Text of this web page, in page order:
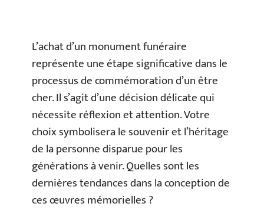
L’achat d’un monument funéraire
représente une étape significative dans le
processus de commémoration d’un être
cher. Il s’agit d’une décision délicate qui
nécessite réflexion et attention. Votre
choix symbolisera le souvenir et l’héritage
de la personne disparue pour les
générations à venir. Quelles sont les
dernières tendances dans la conception de
ces œuvres mémorielles ?